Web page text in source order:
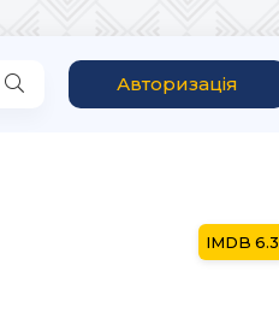
Авторизація
6.3